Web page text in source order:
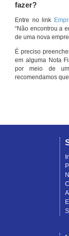
fazer?
Entre no link
“Não encontrou a
de uma nova
É preciso
em alguma Nota
por meio de
recomendamos